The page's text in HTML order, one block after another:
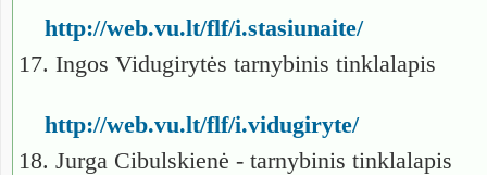
http://web.vu.lt/flf/i.stasiunaite/
17. Ingos Vidugirytės tarnybinis tinklalapis
http://web.vu.lt/flf/i.vidugiryte/
18. Jurga Cibulskienė - tarnybinis tinklalapis